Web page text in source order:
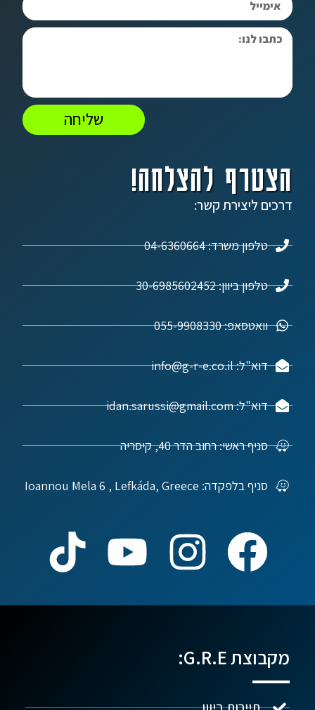
הצטרף להצלחה!
דרכים ליצירת קשר:
טלפון משרד: 04-6360664
טלפון ביוון: 30-6985602452
וואטסאפ: 055-9908330
דוא"ל: info@g-r-e.co.il
דוא"ל: idan.sarussi@gmail.com
סניף ראשי: רחוב הדר 40, קיסריה
סניף בלפקדה: Ioannou Mela 6 , Lefkáda, Greece
שליחה
מקבוצת G.R.E: